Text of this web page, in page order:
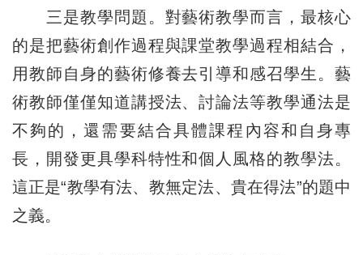
三是教學問題。對藝術教學而言，最核心
的是把藝術創作過程與課堂教學過程相結合，
用教師自身的藝術修養去引導和感召學生。藝
術教師僅僅知道講授法、討論法等教學通法是
不夠的，還需要結合具體課程內容和自身專
長，開發更具學科特性和個人風格的教學法。
這正是“教學有法、教無定法、貴在得法”的題中
之義。